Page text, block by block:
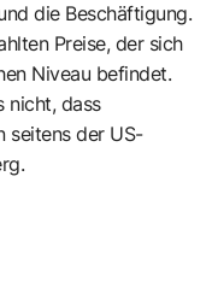
die Beschäftigung.
Preise, der sich
Niveau befindet.
nicht, dass
seitens der US-